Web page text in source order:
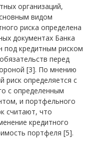
организаций,
видом
риска определена
документах Банка
под кредитным риском
перед
[3]. По мнению
риск определяется с
с определенным
и портфельного
считают, что
кредитного
портфеля [5].